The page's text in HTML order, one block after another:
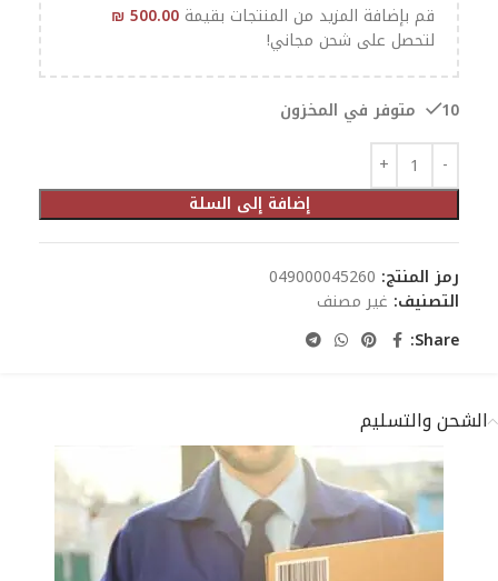
قم بإضافة المزيد من المنتجات بقيمة ₪500.00
لتحصل على شحن مجاني!
10 متوفر في المخزون
إضافة إلى السلة
رمز المنتج: 049000045260
التصنيف: غير مصنف
Share:
الشحن والتسليم